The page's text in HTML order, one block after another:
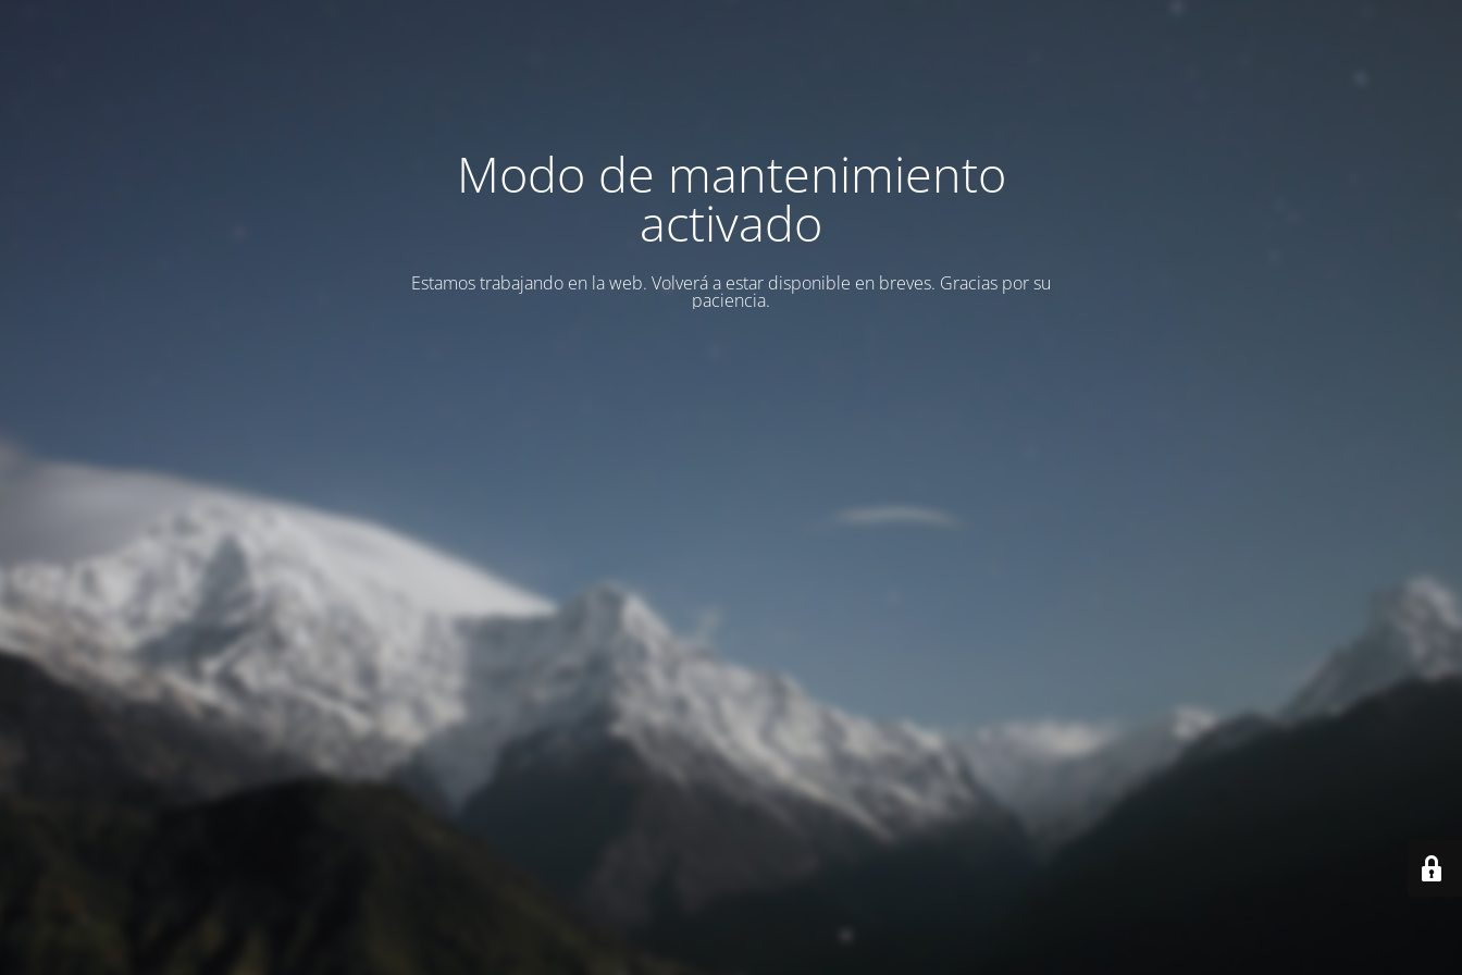
Modo de mantenimiento
activado
Estamos trabajando en la web. Volverá a estar disponible en breves. Gracias por su
paciencia.